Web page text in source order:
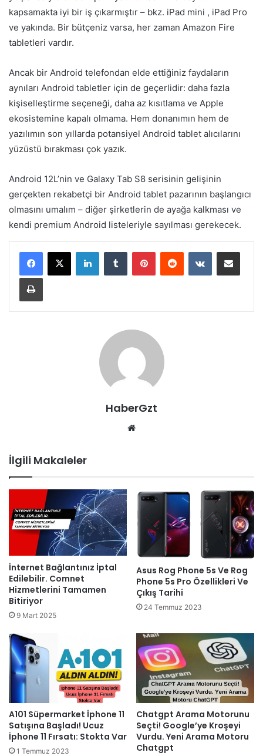
kapsamakta iyi bir iş çıkarmıştır – bkz. iPad mini , iPad Pro
ve yakında. Bir bütçeniz varsa, her zaman Amazon Fire
tabletleri vardır.
Ancak bir Android telefondan elde ettiğiniz faydaların
aynıları Android tabletler için de geçerlidir: daha fazla
kişiselleştirme seçeneği, daha az kısıtlama ve Apple
ekosistemine kapalı olmama. Hem donanımın hem de
yazılımın son yıllarda potansiyel Android tablet alıcılarını
yüzüstü bırakması çok yazık.
Android 12L’nin ve Galaxy Tab S8 serisinin gelişinin
gerçekten rekabetçi bir Android tablet pazarının başlangıcı
olmasını umalım – diğer şirketlerin de ayağa kalkması ve
kendi premium Android listeleriyle sayılması gerekecek.
LinkedInTumblr PinterestReddit VKontakteE-Posta ile paylaş
Yazdır
HaberGzt
İlgili Makaleler
İnternet Bağlantınız İptal
Edilebilir. Comnet
Hizmetlerini Tamamen
Bitiriyor
9 Mart 2025
Asus Rog Phone 5s Ve Rog
Phone 5s Pro Özellikleri Ve
Çıkış Tarihi
24 Temmuz 2023
A101 Süpermarket İphone 11
Satışına Başladı! Ucuz
İphone 11 Fırsatı: Stokta Var
1 Temmuz 2023
Chatgpt Arama Motorunu
Seçti! Google’ye Kroşeyi
Vurdu. Yeni Arama Motoru
Chatgpt